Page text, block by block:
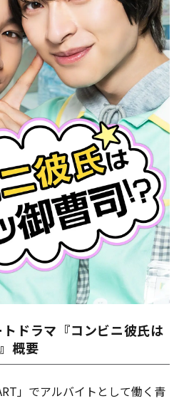
ドラマ『コンビニ彼氏は
概要
」でアルバイトとして働く青